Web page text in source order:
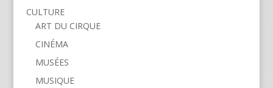
CULTURE
ART DU CIRQUE
CINÉMA
MUSÉES
MUSIQUE